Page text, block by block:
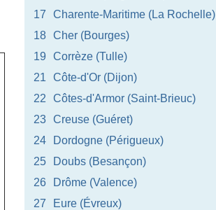
17
Charente-Maritime (La Rochelle)
18
Cher (Bourges)
19
Corrèze (Tulle)
21
Côte-d'Or (Dijon)
22
Côtes-d'Armor (Saint-Brieuc)
23
Creuse (Guéret)
24
Dordogne (Périgueux)
25
Doubs (Besançon)
26
Drôme (Valence)
27
Eure (Évreux)